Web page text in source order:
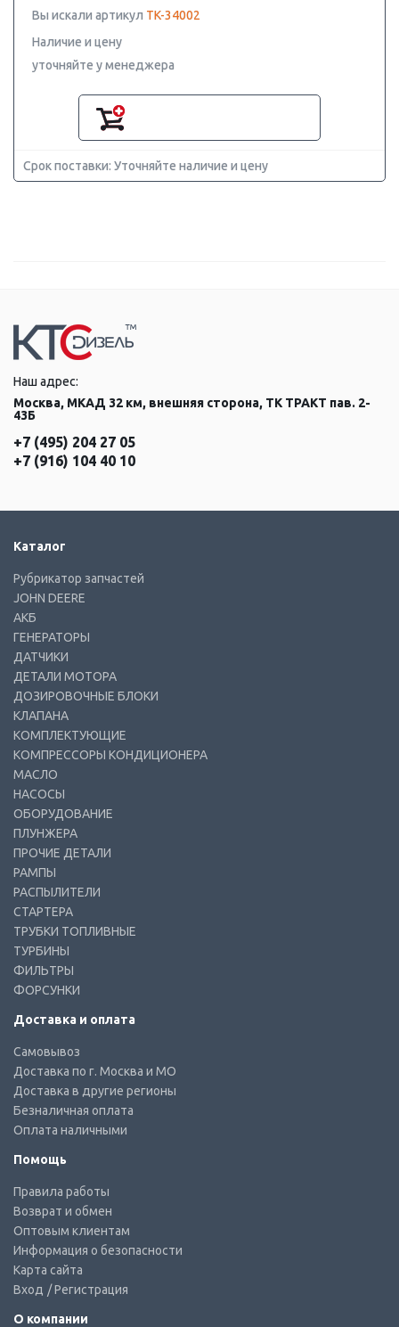
Вы искали артикул TK-34002
Наличие и цену
уточняйте у менеджера
Срок поставки: Уточняйте наличие и цену
Наш адрес:
Москва, МКАД 32 км, внешняя сторона, ТК ТРАКТ пав. 2-
43Б
+7 (495) 204 27 05
+7 (916) 104 40 10
Каталог
Рубрикатор запчастей
JOHN DEERE
АКБ
ГЕНЕРАТОРЫ
ДАТЧИКИ
ДЕТАЛИ МОТОРА
ДОЗИРОВОЧНЫЕ БЛОКИ
КЛАПАНА
КОМПЛЕКТУЮЩИЕ
КОМПРЕССОРЫ КОНДИЦИОНЕРА
МАСЛО
НАСОСЫ
ОБОРУДОВАНИЕ
ПЛУНЖЕРА
ПРОЧИЕ ДЕТАЛИ
РАМПЫ
РАСПЫЛИТЕЛИ
СТАРТЕРА
ТРУБКИ ТОПЛИВНЫЕ
ТУРБИНЫ
ФИЛЬТРЫ
ФОРСУНКИ
Доставка и оплата
Самовывоз
Доставка по г. Москва и МО
Доставка в другие регионы
Безналичная оплата
Оплата наличными
Помощь
Правила работы
Возврат и обмен
Оптовым клиентам
Информация о безопасности
Карта сайта
Вход / Регистрация
О компании